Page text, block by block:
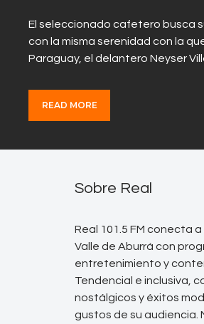
El seleccionado cafetero busca
con la misma serenidad con la
Paraguay, el delantero Neyser
READ MORE
Sobre Real
Real 101.5 FM conecta
Valle de Aburrá con
entretenimiento y
Tendencial e inclusiva,
nostálgicos y éxitos
gustos de su audiencia.